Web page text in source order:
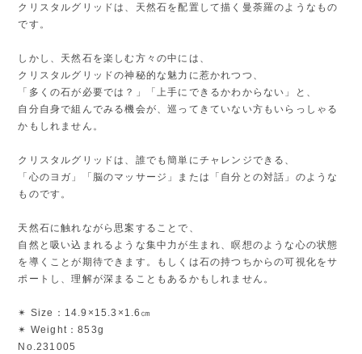
クリスタルグリッドは、天然石を配置して描く曼荼羅のようなもの
です。
しかし、天然石を楽しむ方々の中には、
クリスタルグリッドの神秘的な魅力に惹かれつつ、
「多くの石が必要では？」「上手にできるかわからない」と、
自分自身で組んでみる機会が、巡ってきていない方もいらっしゃる
かもしれません。
クリスタルグリッドは、誰でも簡単にチャレンジできる、
「心のヨガ」「脳のマッサージ」または「自分との対話」のような
ものです。
天然石に触れながら思案することで、
自然と吸い込まれるような集中力が生まれ、瞑想のような心の状態
を導くことが期待できます。もしくは石の持つちからの可視化をサ
ポートし、理解が深まることもあるかもしれません。
✴︎ Size：14.9×15.3×1.6㎝
✴︎ Weight：853g
No.231005